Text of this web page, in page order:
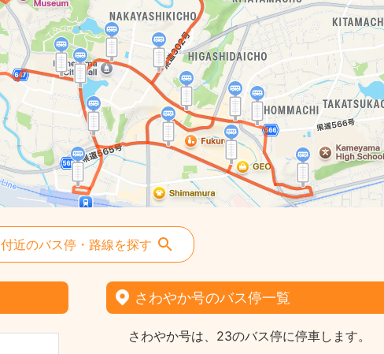
付近のバス停・路線を探す
さわやか号のバス停一覧
さわやか号は、23のバス停に停車します。